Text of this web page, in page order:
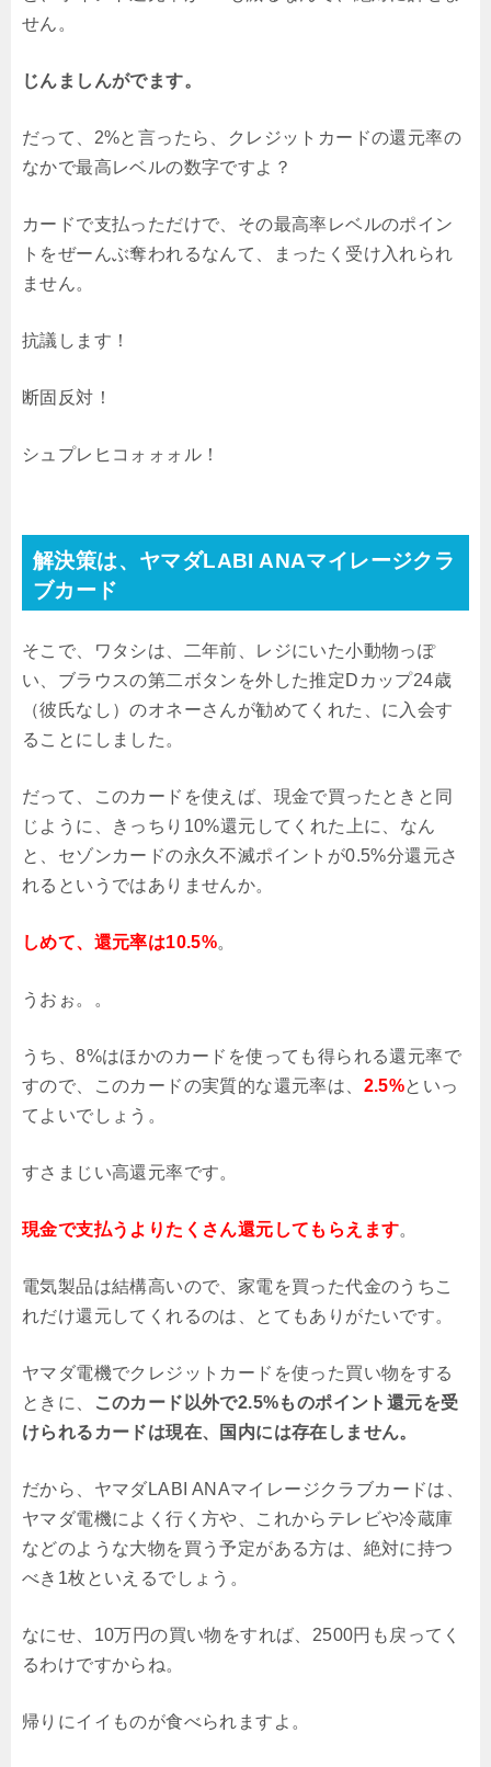
せん。
じんましんがでます。
だって、2%と言ったら、クレジットカードの還元率の
なかで最高レベルの数字ですよ？
カードで支払っただけで、その最高率レベルのポイン
トをぜーんぶ奪われるなんて、まったく受け入れられ
ません。
抗議します！
断固反対！
シュプレヒコォォォル！
解決策は、ヤマダLABI ANAマイレージクラ
ブカード
そこで、ワタシは、二年前、レジにいた小動物っぽ
い、ブラウスの第二ボタンを外した推定Dカップ24歳
（彼氏なし）のオネーさんが勧めてくれた、に入会す
ることにしました。
だって、このカードを使えば、現金で買ったときと同
じように、きっちり10%還元してくれた上に、なん
と、セゾンカードの永久不滅ポイントが0.5%分還元さ
れるというではありませんか。
しめて、還元率は10.5%。
うおぉ。。
うち、8%はほかのカードを使っても得られる還元率で
すので、このカードの実質的な還元率は、 2.5%といっ
てよいでしょう。
すさまじい高還元率です。
現金で支払うよりたくさん還元してもらえます。
電気製品は結構高いので、家電を買った代金のうちこ
れだけ還元してくれるのは、とてもありがたいです。
ヤマダ電機でクレジットカードを使った買い物をする
ときに、
このカード以外で2.5%ものポイント還元を受
けられるカードは現在、国内には存在しません。
だから、ヤマダLABI ANAマイレージクラブカードは、
ヤマダ電機によく行く方や、これからテレビや冷蔵庫
などのような大物を買う予定がある方は、絶対に持つ
べき1枚といえるでしょう。
なにせ、10万円の買い物をすれば、2500円も戻ってく
るわけですからね。
帰りにイイものが食べられますよ。